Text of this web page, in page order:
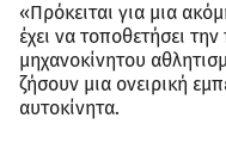
«Πρόκειται για μια
έχει να τοποθετήσει
μηχανοκίνητου
ζήσουν μια ονειρική
αυτοκίνητα.